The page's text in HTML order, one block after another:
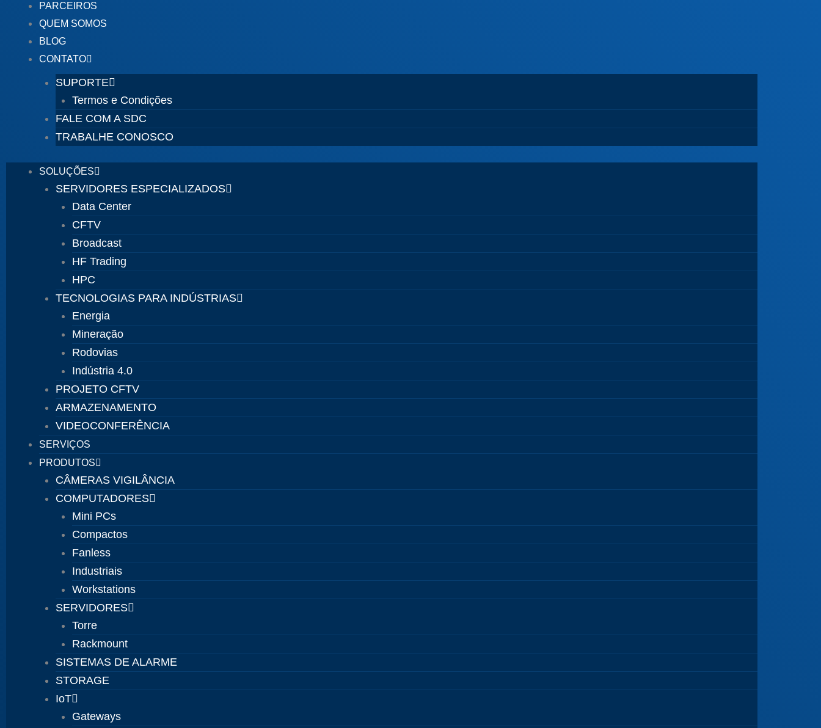
PARCEIROS
QUEM SOMOS
BLOG
CONTATO
SUPORTE
Termos e Condições
FALE COM A SDC
TRABALHE CONOSCO
SOLUÇÕES
SERVIDORES ESPECIALIZADOS
Data Center
CFTV
Broadcast
HF Trading
HPC
TECNOLOGIAS PARA INDÚSTRIAS
Energia
Mineração
Rodovias
Indústria 4.0
PROJETO CFTV
ARMAZENAMENTO
VIDEOCONFERÊNCIA
SERVIÇOS
PRODUTOS
CÂMERAS VIGILÂNCIA
COMPUTADORES
Mini PCs
Compactos
Fanless
Industriais
Workstations
SERVIDORES
Torre
Rackmount
SISTEMAS DE ALARME
STORAGE
IoT
Gateways